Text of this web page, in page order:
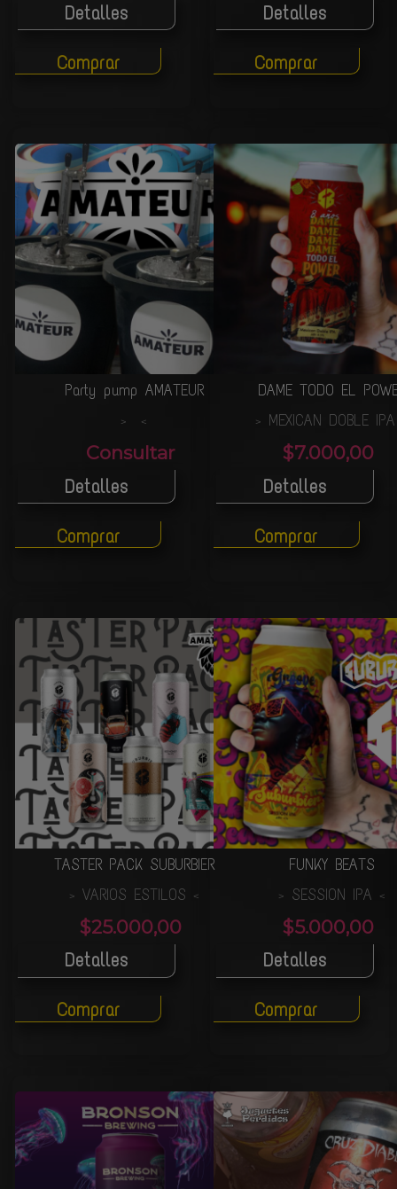
Detalles
Comprar
Detalles
Comprar
Party pump AMATEUR
> <
Consultar
Detalles
Comprar
DAME TODO EL
> MEXICAN DOBLE
$7.000,00
Detalles
Comprar
TASTER PACK SUBURBIER
> VARIOS ESTILOS <
$25.000,00
Detalles
Comprar
FUNKY BEATS
> SESSION IPA <
$5.000,00
Detalles
Comprar